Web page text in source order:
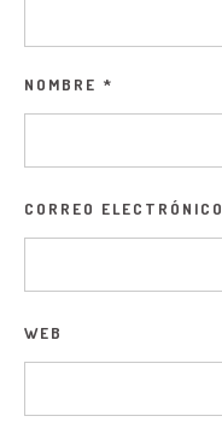
NOMBRE *
CORREO ELECTRÓNICO
WEB